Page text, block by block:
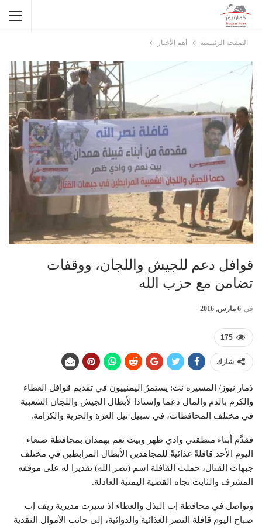
الصفحة الرئيسية أهم الأخبار
قوافل دعم للجيش واللجان، ووقفات
تضامن مع حزب الله
في 6 مارس, 2016
175
شارك
ذمار نيوز/ المسيرة نت: يستمرُ اليمنييون في تقديم قوافل العطاء
والكرم بالدم والمال دعما وإسنادا لأبطال الجيش واللجان الشعبية
في مختلف المحافظات، في سبيل نيل العزة والحرية والكرامة.
فقدَّم أبناء منطقتي وادي ظهر وبيت نعم بهمدان بمحافظة صنعاء
اليوم الأحد قافلةً غذائيةً للمجاهدين الأبطال المرابطين في مختلف
جبهات القتال، حملت القافلة اسم (نصر الله) تقديرا له على موقفه
المشرف والثابت تجاه القضية اليمنية العادلة.
وتواصل في محافظة إب البذل والعطاء اذ سيرت مديرية ريف إب
صباح اليوم قافلة النصر الغذائية والدوائية، إلى جانب الأموال النقدية